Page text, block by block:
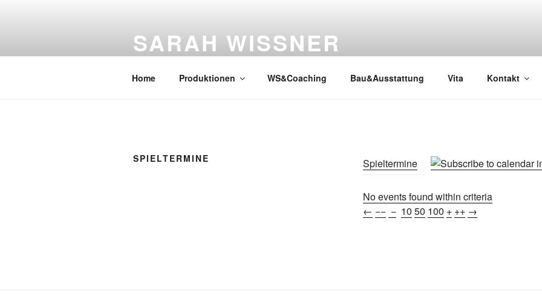
SARAH WISSNER
Home Produktionen WS&Coaching Bau&Ausstattung Vita Kontakt
SPIELTERMINE Spieltermine
No events found within criteria
← −− − 10 50 100 + ++ →